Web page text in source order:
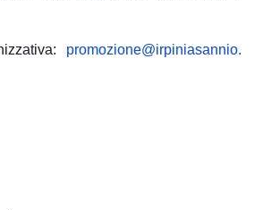
promozione@irpiniasannio.